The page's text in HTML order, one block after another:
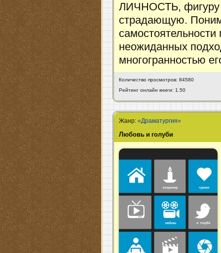
ЛИЧНОСТЬ, фигуру
страдающую.
неожиданных
многогранностью
Количество просмотров: 84580
Рейтинг онлайн книги: 1.50
Жанр:«Драматургия»
Любовь и голуби